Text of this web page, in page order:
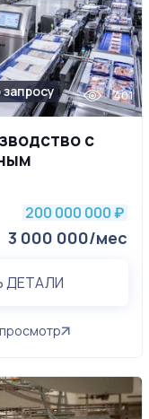
с
401
200 000 000 ₽
3 000 000/мес
ДЕТАЛИ